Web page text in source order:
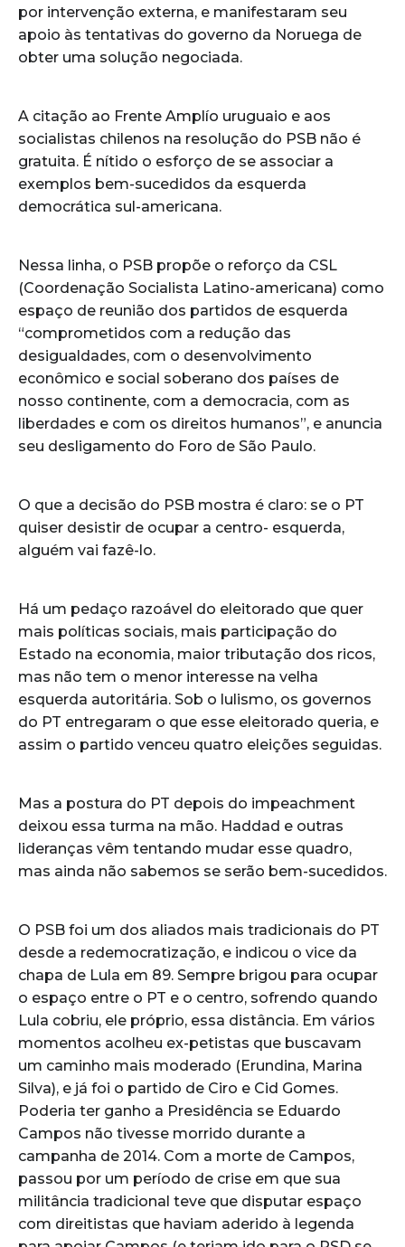
por intervenção externa, e manifestaram seu
apoio às tentativas do governo da Noruega de
obter uma solução negociada.
A citação ao Frente Amplío uruguaio e aos
socialistas chilenos na resolução do PSB não é
gratuita. É nítido o esforço de se associar a
exemplos bem-sucedidos da esquerda
democrática sul-americana.
Nessa linha, o PSB propõe o reforço da CSL
(Coordenação Socialista Latino-americana) como
espaço de reunião dos partidos de esquerda
“comprometidos com a redução das
desigualdades, com o desenvolvimento
econômico e social soberano dos países de
nosso continente, com a democracia, com as
liberdades e com os direitos humanos”, e anuncia
seu desligamento do Foro de São Paulo.
O que a decisão do PSB mostra é claro: se o PT
quiser desistir de ocupar a centro- esquerda,
alguém vai fazê-lo.
Há um pedaço razoável do eleitorado que quer
mais políticas sociais, mais participação do
Estado na economia, maior tributação dos ricos,
mas não tem o menor interesse na velha
esquerda autoritária. Sob o lulismo, os governos
do PT entregaram o que esse eleitorado queria, e
assim o partido venceu quatro eleições seguidas.
Mas a postura do PT depois do impeachment
deixou essa turma na mão. Haddad e outras
lideranças vêm tentando mudar esse quadro,
mas ainda não sabemos se serão bem-sucedidos.
O PSB foi um dos aliados mais tradicionais do PT
desde a redemocratização, e indicou o vice da
chapa de Lula em 89. Sempre brigou para ocupar
o espaço entre o PT e o centro, sofrendo quando
Lula cobriu, ele próprio, essa distância. Em vários
momentos acolheu ex-petistas que buscavam
um caminho mais moderado (Erundina, Marina
Silva), e já foi o partido de Ciro e Cid Gomes.
Poderia ter ganho a Presidência se Eduardo
Campos não tivesse morrido durante a
campanha de 2014. Com a morte de Campos,
passou por um período de crise em que sua
militância tradicional teve que disputar espaço
com direitistas que haviam aderido à legenda